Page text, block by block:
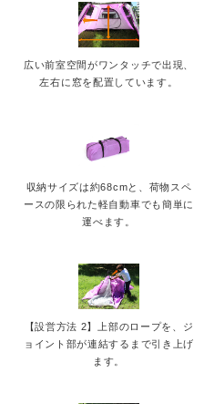
広い前室空間がワンタッチで出現、
左右に窓を配置しています。
収納サイズは約68cmと、荷物スペ
ースの限られた軽自動車でも簡単に
運べます。
【設営方法 2】上部のロープを、ジ
ョイント部が連結するまで引き上げ
ます。